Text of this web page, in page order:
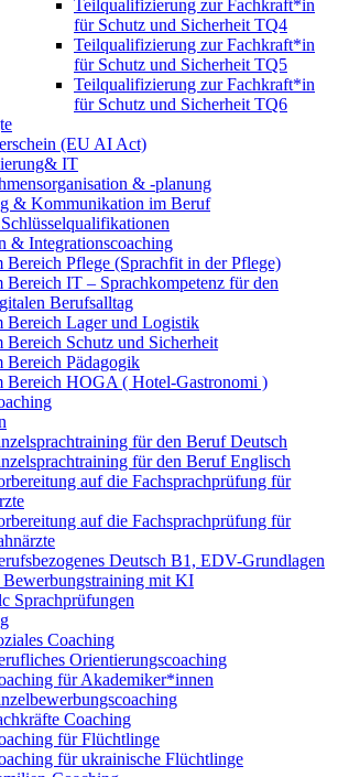
Teilqualifizierung zur Fachkraft*in
für Schutz und Sicherheit TQ4
Teilqualifizierung zur Fachkraft*in
für Schutz und Sicherheit TQ5
Teilqualifizierung zur Fachkraft*in
für Schutz und Sicherheit TQ6
(EU AI Act)
IT
& ‑planung
& Kommunikation im Beruf
& Integrationscoaching
Bereich Pflege (Sprachfit in der Pflege)
Bereich IT – Sprachkompetenz für den
Berufsalltag
Bereich Lager und Logistik
Bereich Schutz und Sicherheit
Bereich Pädagogik
Bereich HOGA ( Hotel-Gastronomi )
für den Beruf Deutsch
für den Beruf Englisch
auf die Fachsprachprüfung für
auf die Fachsprachprüfung für
Deutsch B1, EDV-Grundlagen
mit KI
Sprachprüfungen
Coaching
Orientierungscoaching
für Akademiker*innen
Coaching
für Flüchtlinge
für ukrainische Flüchtlinge